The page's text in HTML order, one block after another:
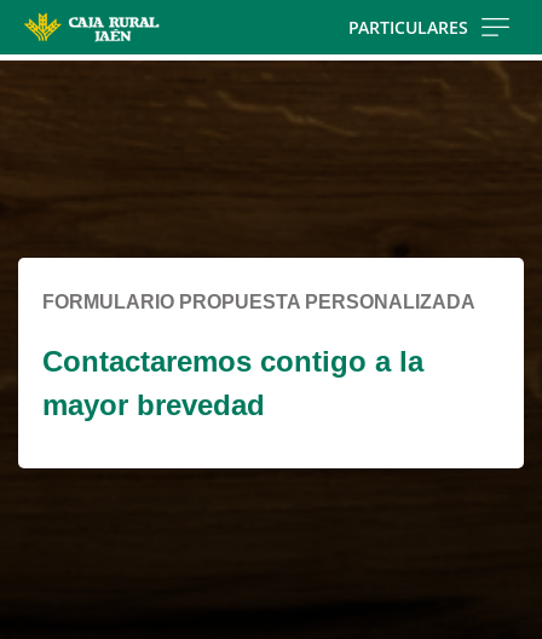
contentt
PARTICULARES
FORMULARIO PROPUESTA PERSONALIZADA
Contactaremos contigo a la
mayor brevedad